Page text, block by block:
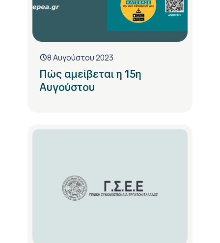
8 Αυγούστου 2023
Πώς αμείβεται η 15η
Αυγούστου